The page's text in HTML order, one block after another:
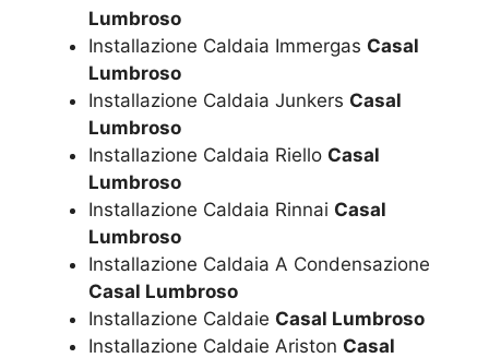
Lumbroso
Installazione Caldaia Immergas Casal
Lumbroso
Installazione Caldaia Junkers Casal
Lumbroso
Installazione Caldaia Riello Casal
Lumbroso
Installazione Caldaia Rinnai Casal
Lumbroso
Installazione Caldaia A Condensazione
Casal Lumbroso
Installazione Caldaie Casal Lumbroso
Installazione Caldaie Ariston Casal